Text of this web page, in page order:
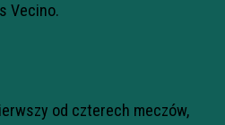
Vecino.
od czterech meczów,